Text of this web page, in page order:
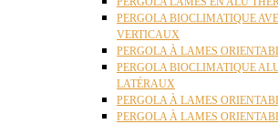
PERGOLA BIOCLIMATIQUE
VERTICAUX
PERGOLA À LAMES
PERGOLA BIOCLIMATIQUE
LATÉRAUX
PERGOLA À LAMES
PERGOLA À LAMES